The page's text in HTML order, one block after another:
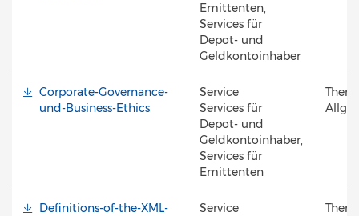
Emittenten,
Services für
Depot- und
Geldkontoinhaber
Corporate-Governance-
und-Business-Ethics
Service
Services für
Depot- und
Geldkontoinhaber,
Services für
Emittenten
Definitions-of-the-XML-
Service